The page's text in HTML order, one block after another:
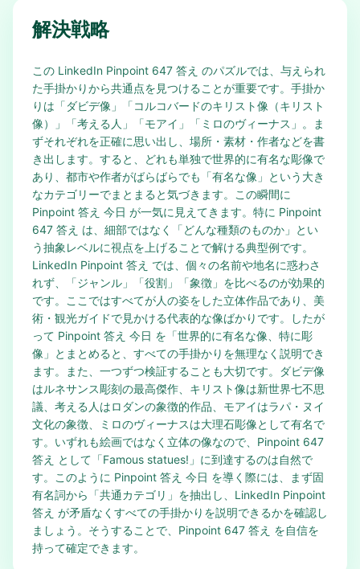
解決戦略
この LinkedIn Pinpoint 647 答え のパズルでは、与えられ
た手掛かりから共通点を見つけることが重要です。手掛か
りは「ダビデ像」「コルコバードのキリスト像（キリスト
像）」「考える人」「モアイ」「ミロのヴィーナス」。ま
ずそれぞれを正確に思い出し、場所・素材・作者などを書
き出します。すると、どれも単独で世界的に有名な彫像で
あり、都市や作者がばらばらでも「有名な像」という大き
なカテゴリーでまとまると気づきます。この瞬間に
Pinpoint 答え 今日 が一気に見えてきます。特に Pinpoint
647 答え は、細部ではなく「どんな種類のものか」とい
う抽象レベルに視点を上げることで解ける典型例です。
LinkedIn Pinpoint 答え では、個々の名前や地名に惑わさ
れず、「ジャンル」「役割」「象徴」を比べるのが効果的
です。ここではすべてが人の姿をした立体作品であり、美
術・観光ガイドで見かける代表的な像ばかりです。したが
って Pinpoint 答え 今日 を「世界的に有名な像、特に彫
像」とまとめると、すべての手掛かりを無理なく説明でき
ます。また、一つずつ検証することも大切です。ダビデ像
はルネサンス彫刻の最高傑作、キリスト像は新世界七不思
議、考える人はロダンの象徴的作品、モアイはラパ・ヌイ
文化の象徴、ミロのヴィーナスは大理石彫像として有名で
す。いずれも絵画ではなく立体の像なので、Pinpoint 647
答え として「Famous statues!」に到達するのは自然で
す。このように Pinpoint 答え 今日 を導く際には、まず固
有名詞から「共通カテゴリ」を抽出し、LinkedIn Pinpoint
答え が矛盾なくすべての手掛かりを説明できるかを確認し
ましょう。そうすることで、Pinpoint 647 答え を自信を
持って確定できます。